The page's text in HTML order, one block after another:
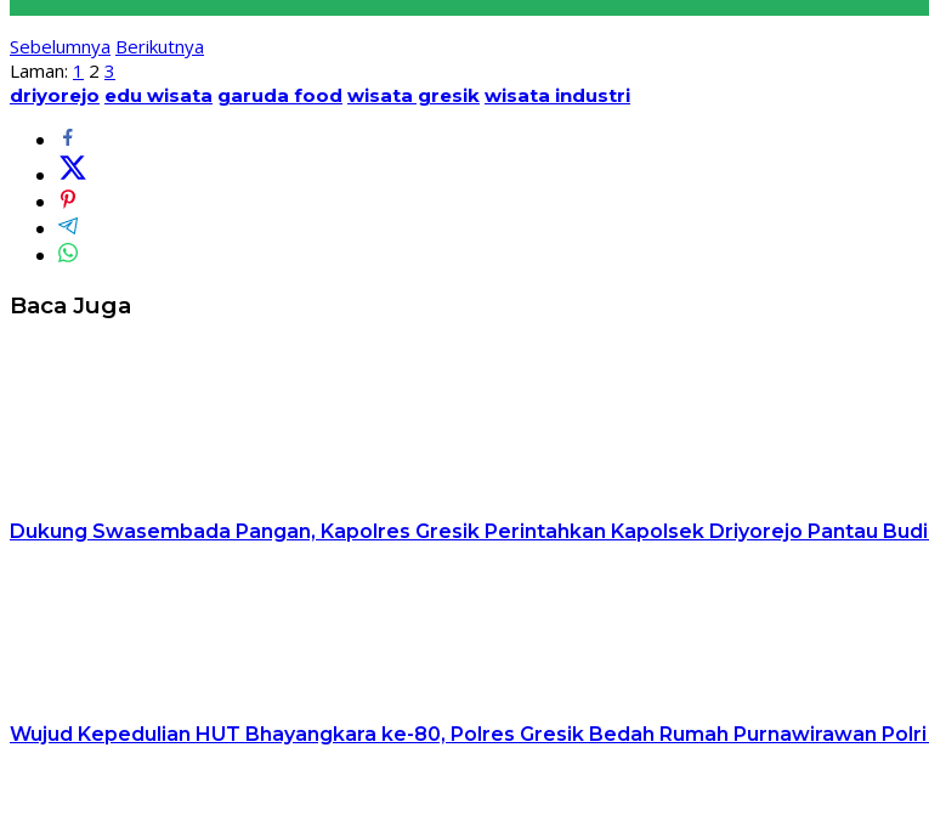
Sebelumnya Berikutnya
Laman: 1 2 3
driyorejo edu wisata garuda food wisata gresik wisata industri
Baca Juga
Dukung Swasembada Pangan, Kapolres Gresik Perintahkan Kapolsek Driyorejo Pantau
Wujud Kepedulian HUT Bhayangkara ke-80, Polres Gresik Bedah Rumah Purnawirawan